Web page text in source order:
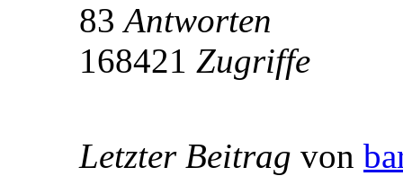
83Antworten
168421 Zugriffe
Letzter Beitrag von